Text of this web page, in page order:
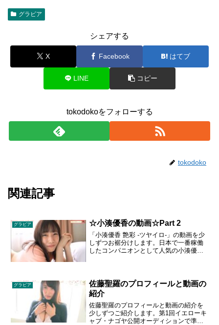
グラビア
シェアする
X Facebook はてブ
LINE コピー
tokodokoをフォローする
tokodoko
関連記事
グラビア ☆小湊優香の動画☆Part 2
「小湊優香 艶彩 -ツヤイロ-」の動画を少
しずつお裾分けします。日本で一番稼働
したコンパニオンとして人気の小湊優香
気で際立たせられた濃密なフェロモンを
ご堪能ください。生年月日:1994年10月28
日／星座:さそり座／血液型:O型／サイ
ズ:T158／B90（G）／W60／H85
グラビア
佐藤聖羅のプロフィールと動画の
紹介
佐藤聖羅のプロフィールと動画の紹介を
少しずつご紹介します。第1回イエローキ
ャブ・ナゴヤ公開オーディションで準グ